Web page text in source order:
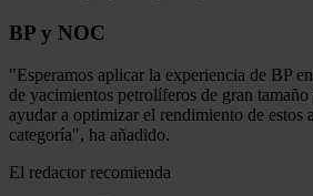
BP y NOC
"Esperamos aplicar la experiencia de BP
de yacimientos petrolíferos de gran
ayudar a optimizar el rendimiento de estos
categoría", ha añadido.
El redactor recomienda